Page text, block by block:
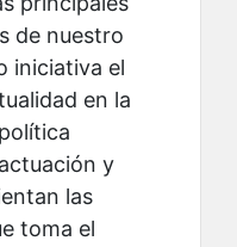
de nuestro
iniciativa el
en la
y
las
toma el